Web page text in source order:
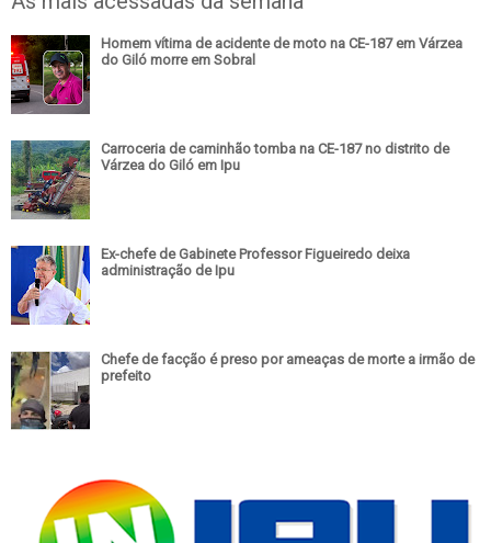
Homem vítima de acidente de moto na CE-187 em Várzea
do Giló morre em Sobral
Carroceria de caminhão tomba na CE-187 no distrito de
Várzea do Giló em Ipu
Ex-chefe de Gabinete Professor Figueiredo deixa
administração de Ipu
Chefe de facção é preso por ameaças de morte a irmão de
prefeito